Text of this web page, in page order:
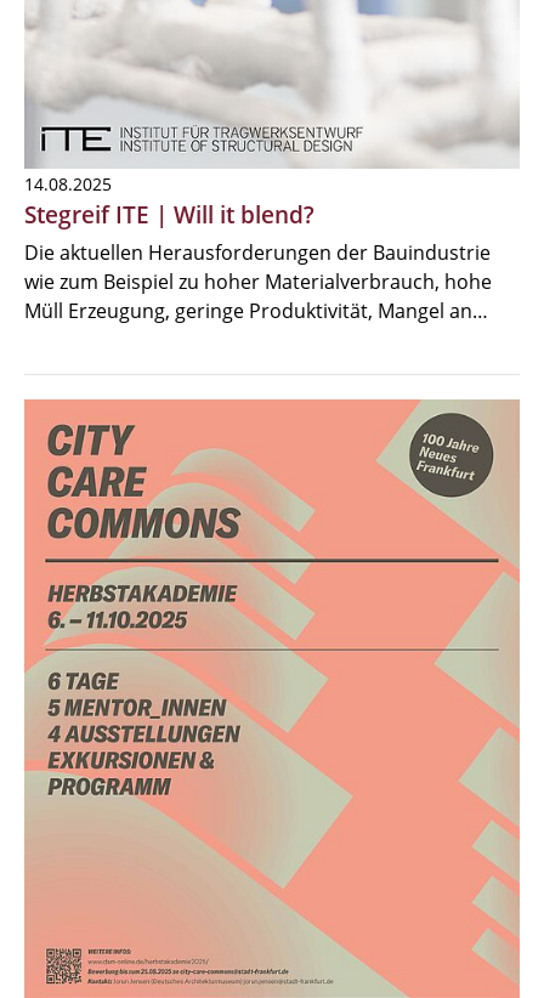
14.08.2025
Stegreif ITE | Will it blend?
Die aktuellen Herausforderungen der Bauindustrie
wie zum Beispiel zu hoher Materialverbrauch, hohe
Müll Erzeugung, geringe Produktivität, Mangel an…